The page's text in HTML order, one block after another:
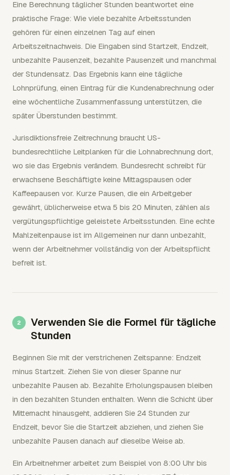
Eine Berechnung täglicher Stunden beantwortet eine
praktische Frage: Wie viele bezahlte Arbeitsstunden
gehören für einen einzelnen Tag auf einen
Arbeitszeitnachweis. Die Eingaben sind Startzeit, Endzeit,
unbezahlte Pausenzeit, bezahlte Pausenzeit und manchmal
der Stundensatz. Das Ergebnis kann eine tägliche
Lohnprüfung, einen Eintrag für die Kundenabrechnung oder
eine wöchentliche Zusammenfassung unterstützen, die
später Überstunden bestimmt.
Jurisdiktionsfreie Zeitrechnung braucht US-
bundesrechtliche Leitplanken für die Lohnabrechnung dort,
wo sie das Ergebnis verändern. Bundesrecht schreibt für
erwachsene Beschäftigte keine Mittagspausen oder
Kaffeepausen vor. Kurze Pausen, die ein Arbeitgeber
gewährt, üblicherweise etwa 5 bis 20 Minuten, zählen als
vergütungspflichtige geleistete Arbeitsstunden. Eine echte
Mahlzeitenpause ist im Allgemeinen nur dann unbezahlt,
wenn der Arbeitnehmer vollständig von der Arbeitspflicht
befreit ist.
Verwenden Sie die Formel für tägliche
Stunden
Beginnen Sie mit der verstrichenen Zeitspanne: Endzeit
minus Startzeit. Ziehen Sie von dieser Spanne nur
unbezahlte Pausen ab. Bezahlte Erholungspausen bleiben
in den bezahlten Stunden enthalten. Wenn die Schicht über
Mitternacht hinausgeht, addieren Sie 24 Stunden zur
Endzeit, bevor Sie die Startzeit abziehen, und ziehen Sie
unbezahlte Pausen danach auf dieselbe Weise ab.
Ein Arbeitnehmer arbeitet zum Beispiel von 8:00 Uhr bis